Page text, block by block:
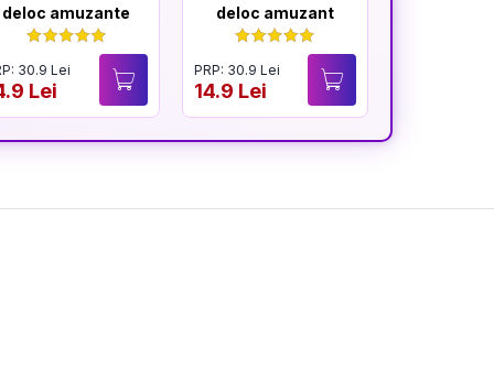
deloc amuzante
30.9 Lei
Lei
deloc amuzant
PRP: 30.9 Lei
14.9 Lei